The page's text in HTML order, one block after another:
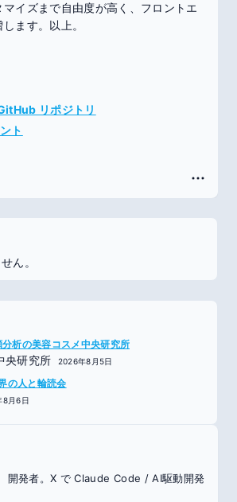
イズまで自由度が高く、フロントエ
ます。以上。
リポジトリ
ト
ん。
析の美容コスメ中央研究所
央研究所 2026年8月5日
人と輪読会
8月6日
開発者。X で Claude Code / AI駆動開発